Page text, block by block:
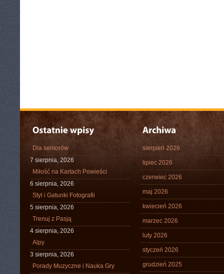
Dla seniorów
7 sierpnia, 2026
Miłość na Kartach Powieści
6 sierpnia, 2026
Styl i Gatunki Fotografii
5 sierpnia, 2026
Trenuj z Pasją
4 sierpnia, 2026
Alpy
3 sierpnia, 2026
Porady Muzyczne i Nauka Gry
sierpień 2026
lipiec 2026
czerwiec 2026
maj 2026
kwiecień 2026
marzec 2026
luty 2026
styczeń 2026
grudzień 2025